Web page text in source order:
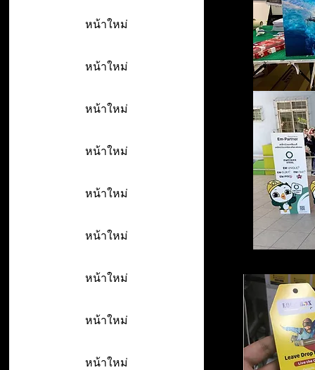
หน้าใหม่
หน้าใหม่
หน้าใหม่
หน้าใหม่
หน้าใหม่
หน้าใหม่
หน้าใหม่
หน้าใหม่
หน้าใหม่